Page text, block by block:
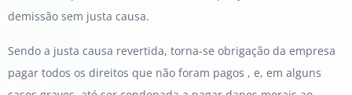
demissão sem justa causa.
Sendo a justa causa revertida, torna-se obrigação da empresa
pagar todos os direitos que não foram pagos , e, em alguns